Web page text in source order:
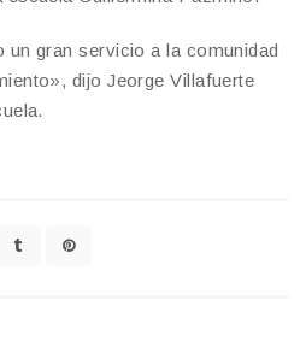
un gran servicio a la comunidad
dijo Jeorge Villafuerte